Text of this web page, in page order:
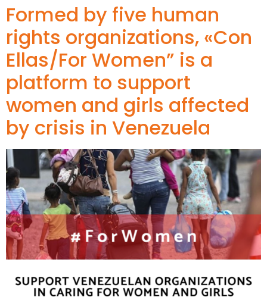
Formed by five human
rights organizations, «Con
Ellas/For Women” is a
platform to support
women and girls affected
by crisis in Venezuela